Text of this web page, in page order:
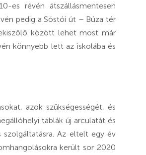
es révén átszállásmentesen
pedig a Sóstói út – Búza tér
között lehet most már
könnyebb lett az iskolába és
azok szükségességét, és
táblák új arculatát és
Az eltelt egy év
került sor 2020